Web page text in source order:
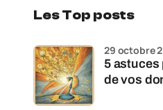
Les Top posts
5
de vos
29 octobre